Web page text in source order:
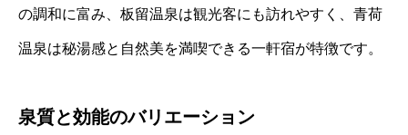
の調和に富み、板留温泉は観光客にも訪れやすく、青荷
温泉は秘湯感と自然美を満喫できる一軒宿が特徴です。
泉質と効能のバリエーション